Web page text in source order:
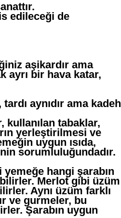
edileceği de
aşikardır ama
ayrı bir hava katar,
aynıdır ama kadeh
kullanılan tabaklar,
yerleştirilmesi ve
uygun ısıda,
sorumluluğundadır.
hangi şarabın
Merlot gibi üzüm
Aynı üzüm farklı
ve gurmeler, bu
Şarabın uygun